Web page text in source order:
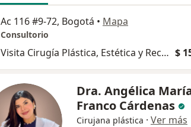
Ac 116 #9-72, Bogotá • Mapa
Consultorio
Visita Cirugía Plástica, Estética y Reconstructiva $
Dra. Angélica
Franco Cárdenas
Cirujana plástica · Ver más